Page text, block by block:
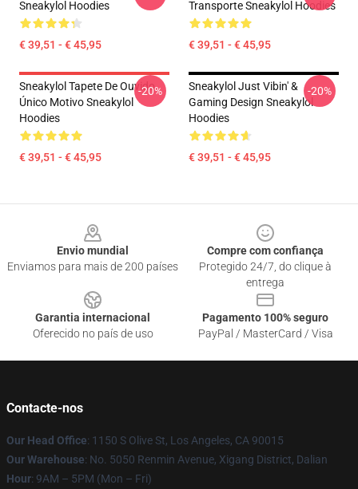
Sneakylol Hoodies
€ 39,51 - € 45,95
Transporte Sneakylol Hoodies
€ 39,51 - € 45,95
Sneakylol Tapete De Ouvido
Único Motivo Sneakylol
Hoodies
€ 39,51 - € 45,95
-20%
Sneakylol Just Vibin' &
Gaming Design Sneakylol
Hoodies
€ 39,51 - € 45,95
-20%
Envio mundial
Enviamos para mais de 200 países
Compre com confiança
Protegido 24/7, do clique à
entrega
Garantia internacional
Oferecido no país de uso
Pagamento 100% seguro
PayPal / MasterCard / Visa
Contacte-nos
Our Head Office: 1150 S Olive St, Los Angeles, CA 90015
Our Warehouse: No. 5050 Renmin Avenue, Xigang District, Dalian
Hour: 9AM – 5PM (Mon – Fri)